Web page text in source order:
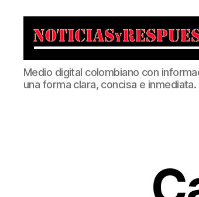
Noticias
y
Respuestas
Medio digital colombiano con
una forma clara, concisa e